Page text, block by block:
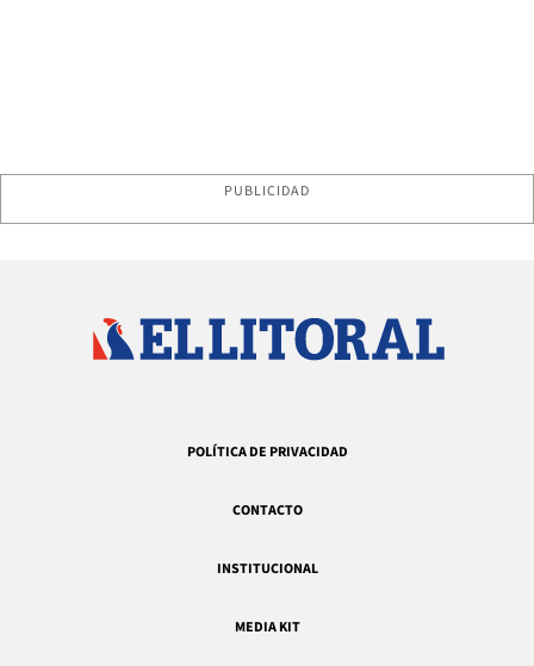
PUBLICIDAD
POLÍTICA DE PRIVACIDAD
CONTACTO
INSTITUCIONAL
MEDIA KIT